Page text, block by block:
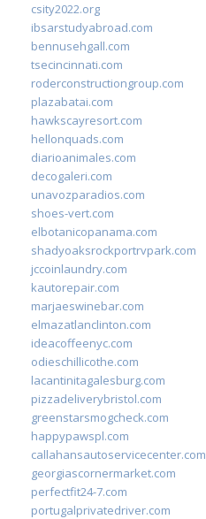
csity2022.org
ibsarstudyabroad.com
bennusehgall.com
tsecincinnati.com
roderconstructiongroup.com
plazabatai.com
hawkscayresort.com
hellonquads.com
diarioanimales.com
decogaleri.com
unavozparadios.com
shoes-vert.com
elbotanicopanama.com
shadyoaksrockportrvpark.com
jccoinlaundry.com
kautorepair.com
marjaeswinebar.com
elmazatlanclinton.com
ideacoffeenyc.com
odieschillicothe.com
lacantinitagalesburg.com
pizzadeliverybristol.com
greenstarsmogcheck.com
happypawspl.com
callahansautoservicecenter.com
georgiascornermarket.com
perfectfit24-7.com
portugalprivatedriver.com